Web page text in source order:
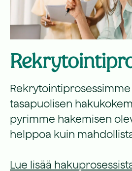
tasapuolisen
pyrimme hakemisen
helppoa kuin
Lue lisää